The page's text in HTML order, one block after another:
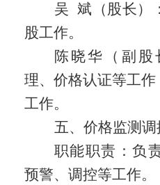
吴 斌（股长）
股工作。
陈晓华（副股
理、价格认证等工
工作。
五、价格监测调
职能职责：负
预警、调控等工作。